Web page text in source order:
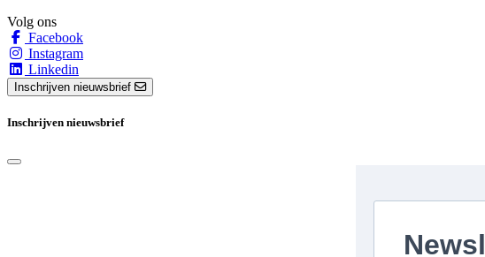
Volg ons
Facebook
Instagram
Linkedin
Inschrijven nieuwsbrief
Inschrijven nieuwsbrief